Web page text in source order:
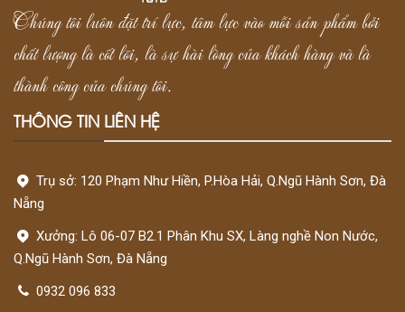
Chúng tôi luôn đặt trí lực, tâm lực vào mỗi sản phẩm bởi
chất lượng là cốt lõi, là sự hài lòng của khách hàng và là
thành công của chúng tôi.
THÔNG TIN LIÊN HỆ
Trụ sở: 120 Phạm Như Hiền, P.Hòa Hải, Q.Ngũ Hành Sơn, Đà
Nẵng
Xưởng: Lô 06-07 B2.1 Phân Khu SX, Làng nghề Non Nước,
Q.Ngũ Hành Sơn, Đà Nẵng
0932 096 833